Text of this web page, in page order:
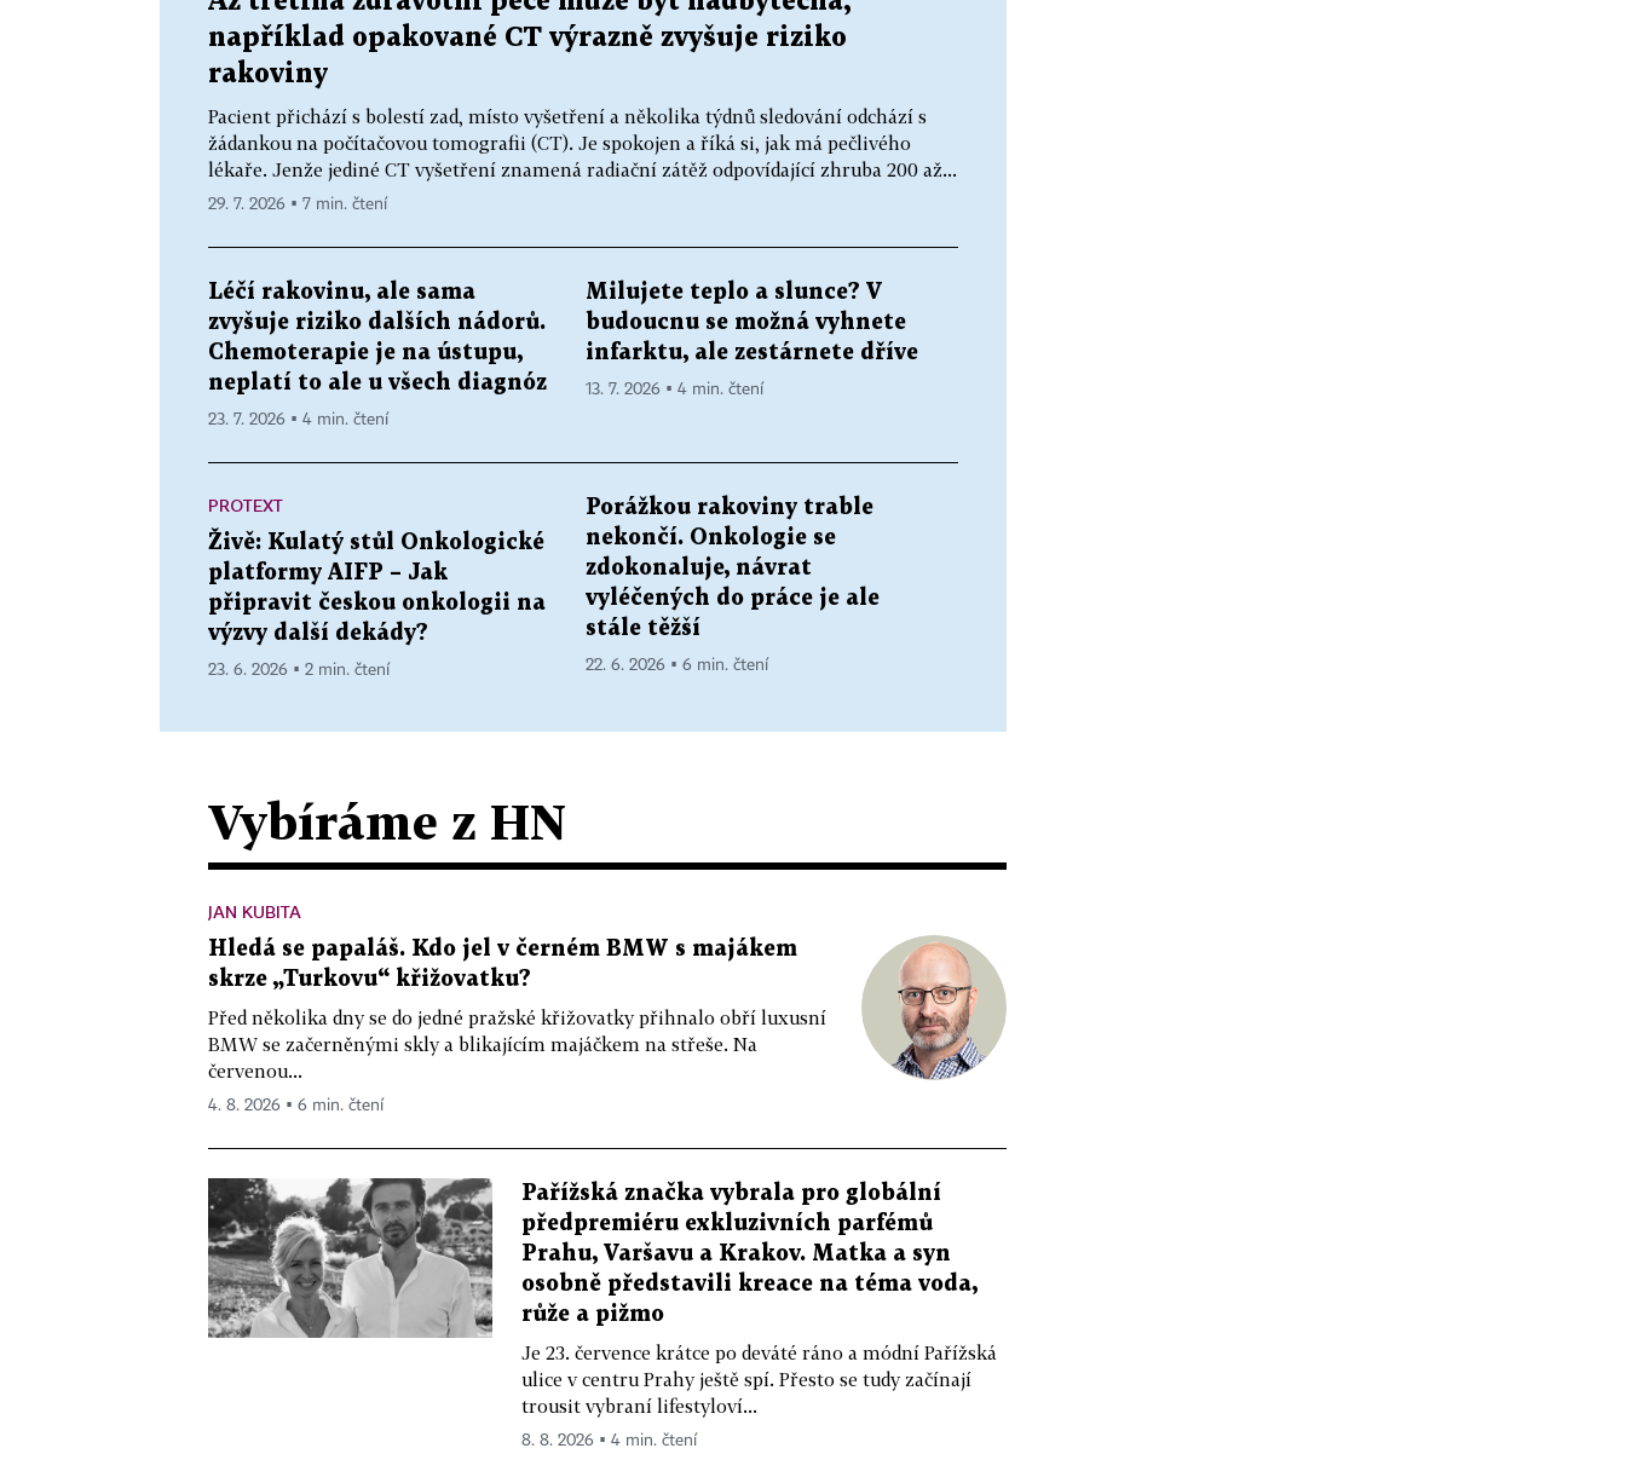
například opakované CT výrazně zvyšuje riziko
rakoviny
Pacient přichází s bolestí zad, místo vyšetření a několika týdnů sledování odchází s
žádankou na počítačovou tomografii (CT). Je spokojen a říká si, jak má pečlivého
lékaře. Jenže jediné CT vyšetření znamená radiační zátěž odpovídající zhruba 200 až...
29. 7. 2026 ▪ 7 min. čtení
Léčí rakovinu, ale sama
zvyšuje riziko dalších nádorů.
Chemoterapie je na ústupu,
neplatí to ale u všech diagnóz
23. 7. 2026 ▪ 4 min. čtení
Milujete teplo a slunce? V
budoucnu se možná vyhnete
infarktu, ale zestárnete dříve
13. 7. 2026 ▪ 4 min. čtení
PROTEXT
Živě: Kulatý stůl Onkologické
platformy AIFP – Jak
připravit českou onkologii na
výzvy další dekády?
23. 6. 2026 ▪ 2 min. čtení
Porážkou rakoviny trable
nekončí. Onkologie se
zdokonaluje, návrat
vyléčených do práce je ale
stále těžší
22. 6. 2026 ▪ 6 min. čtení
Vybíráme z HN
JAN KUBITA
Hledá se papaláš. Kdo jel v černém BMW s majákem
skrze „Turkovu“ křižovatku?
Před několika dny se do jedné pražské křižovatky přihnalo obří luxusní
BMW se začerněnými skly a blikajícím majáčkem na střeše. Na
červenou...
4. 8. 2026 ▪ 6 min. čtení
Pařížská značka vybrala pro globální
předpremiéru exkluzivních parfémů
Prahu, Varšavu a Krakov. Matka a syn
osobně představili kreace na téma voda,
růže a pižmo
Je 23. července krátce po deváté ráno a módní Pařížská
ulice v centru Prahy ještě spí. Přesto se tudy začínají
trousit vybraní lifestyloví...
8. 8. 2026 ▪ 4 min. čtení